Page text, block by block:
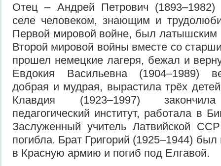
Отец – Андрей Петрович
селе человеком, знающим и
Первой мировой войне, был латышским
Второй мировой войны вместе со
прошел немецкие лагеря, бежал и
Евдокия Васильевна (1904–1989)
добрая и мудрая, вырастила трёх
Клавдия (1923–1997) закончила
педагогический институт, работала в
Заслуженный учитель Латвийской ССР
погибла. Брат Григорий (1925–1944) был
в Красную армию и погиб под Елгавой.